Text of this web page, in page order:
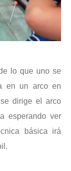
lo que uno se
en un arco en
dirige el arco
esperando ver
básica irá